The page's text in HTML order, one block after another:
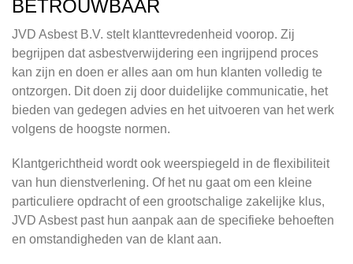
BETROUWBAAR
JVD Asbest B.V. stelt klanttevredenheid voorop. Zij
begrijpen dat asbestverwijdering een ingrijpend proces
kan zijn en doen er alles aan om hun klanten volledig te
ontzorgen. Dit doen zij door duidelijke communicatie, het
bieden van gedegen advies en het uitvoeren van het werk
volgens de hoogste normen.
Klantgerichtheid wordt ook weerspiegeld in de flexibiliteit
van hun dienstverlening. Of het nu gaat om een kleine
particuliere opdracht of een grootschalige zakelijke klus,
JVD Asbest past hun aanpak aan de specifieke behoeften
en omstandigheden van de klant aan.